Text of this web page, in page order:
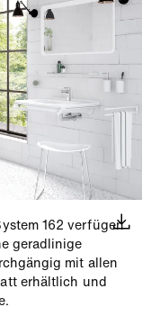
162 verfügen
geradlinige
mit allen
erhältlich und